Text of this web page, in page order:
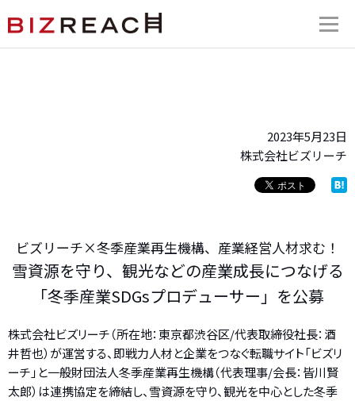
2023年5月23日
株式会社ビズリーチ
ビズリーチ×冬季産業再生機構、産業経営人材求む！
雪資源を守り、観光などの産業成長につなげる
「冬季産業SDGsプロデューサー」を公募
株式会社ビズリーチ（所在地：東京都渋谷区/代表取締役社長：酒
井哲也）が運営する、即戦力人材と企業をつなぐ転職サイト「ビズリ
ーチ」と一般財団法人冬季産業再生機構（代表理事/会長：皆川賢
太郎）は連携協定を締結し、雪資源を守り、観光を中心とした冬季